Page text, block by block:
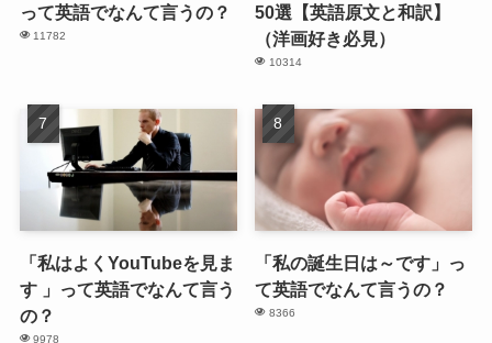
って英語でなんて言うの？
11782
50選【英語原文と和訳】
（洋画好き必見）
10314
「私はよくYouTubeを見ま
す 」って英語でなんて言う
の？
9978
「私の誕生日は～です」っ
て英語でなんて言うの？
8366